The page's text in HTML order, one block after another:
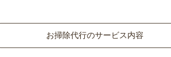
お掃除代行のサービス内容